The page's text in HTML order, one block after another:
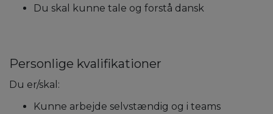
Du skal kunne tale og forstå dansk
Personlige kvalifikationer
Du er/skal:
Kunne arbejde selvstændig og i teams